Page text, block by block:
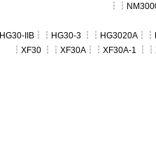
┆┆
HG30-IIB ┆┆ HG30-3 ┆┆ HG3020A ┆┆
┆ XF30 ┆┆ XF30A ┆┆ XF30A-1 ┆┆